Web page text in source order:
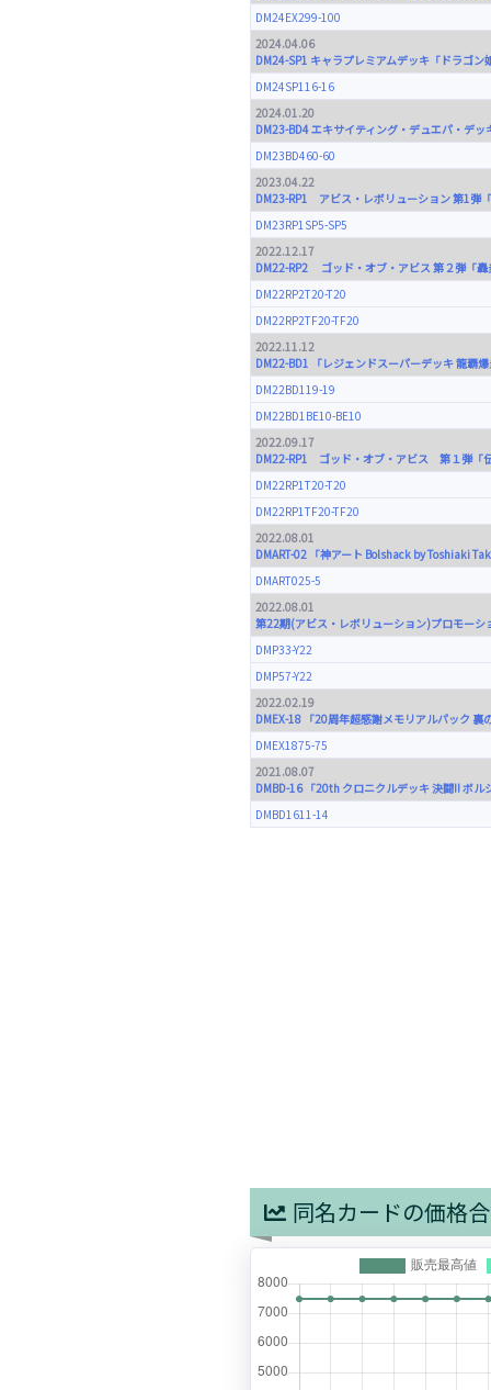
DM24EX299-100
2024.04.06
DM24-SP1 キャラプレミアムデッキ「ドラゴ
DM24SP116-16
2024.01.20
DM23-BD4 エキサイティング・デュエパ・デ
DM23BD460-60
2023.04.22
DM23-RP1 アビス・レボリューション 第1弾
DM23RP1SP5-SP5
2022.12.17
DM22-RP2 ゴッド・オブ・アビス 第２弾「轟
DM22RP2T20-T20
DM22RP2TF20-TF20
2022.11.12
DM22-BD1 「レジェンドスーパーデッキ 龍覇
DM22BD119-19
DM22BD1BE10-BE10
2022.09.17
DM22-RP1 ゴッド・オブ・アビス 第１弾「
DM22RP1T20-T20
DM22RP1TF20-TF20
2022.08.01
DMART-02 「神アート Bolshack by Toshiaki
DMART025-5
2022.08.01
第22期(アビス・レボリューション)プロモーシ
DMP33-Y22
DMP57-Y22
2022.02.19
DMEX-18 「20周年超感謝メモリアルパック 裏
DMEX1875-75
2021.08.07
DMBD-16 「20th クロニクルデッキ 決闘!! ボル
DMBD1611-14
同名カードの価格